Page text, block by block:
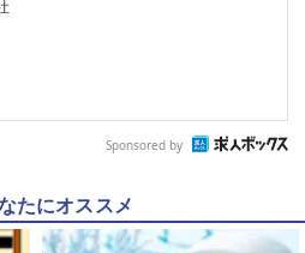
Sponsored by
たにオススメ